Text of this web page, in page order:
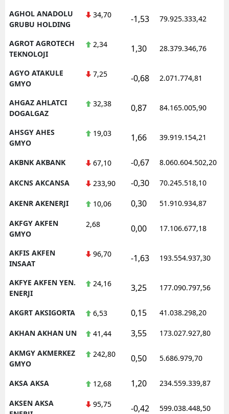
AGHOL ANADOLU
GRUBU HOLDING
34,70 -1,53 79.925.333,42
AGROT AGROTECH
TEKNOLOJI
2,34 1,30 28.379.346,76
AGYO ATAKULE
GMYO
7,25 -0,68 2.071.774,81
AHGAZ AHLATCI
DOGALGAZ
32,38 0,87 84.165.005,90
AHSGY AHES
GMYO
19,03 1,66 39.919.154,21
AKBNK AKBANK 67,10 -0,67 8.060.604.502,20
AKCNS AKCANSA 233,90 -0,30 70.245.518,10
AKENR AKENERJI 10,06 0,30 51.910.934,87
AKFGY AKFEN
GMYO
2,68 0,00 17.106.677,18
AKFIS AKFEN
INSAAT
96,70 -1,63 193.554.937,30
AKFYE AKFEN YEN.
ENERJI
24,16 3,25 177.090.797,56
AKGRT AKSIGORTA 6,53 0,15 41.038.298,20
AKHAN AKHAN UN 41,44 3,55 173.027.927,80
AKMGY AKMERKEZ
GMYO
242,80 0,50 5.686.979,70
AKSA AKSA 12,68 1,20 234.559.339,87
AKSEN AKSA
95,75 -0,42 599.038.448,50